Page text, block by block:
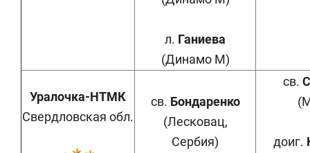
л. Ганиева
(Динамо М)
Уралочка-НТМК
Свердловская обл.
св. Бондаренко
(Лесковац,
Сербия)
св.
доиг.